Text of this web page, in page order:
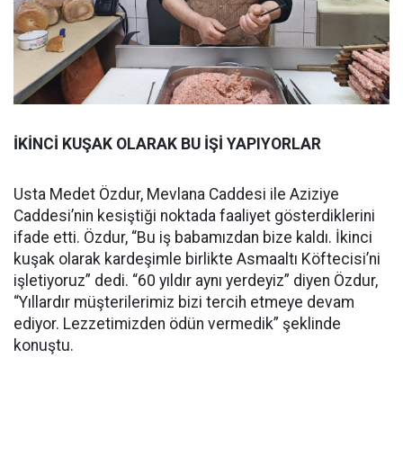
İKİNCİ KUŞAK OLARAK BU İŞİ YAPIYORLAR
Usta Medet Özdur, Mevlana Caddesi ile Aziziye
Caddesi’nin kesiştiği noktada faaliyet gösterdiklerini
ifade etti. Özdur, “Bu iş babamızdan bize kaldı. İkinci
kuşak olarak kardeşimle birlikte Asmaaltı Köftecisi’ni
işletiyoruz” dedi. “60 yıldır aynı yerdeyiz” diyen Özdur,
“Yıllardır müşterilerimiz bizi tercih etmeye devam
ediyor. Lezzetimizden ödün vermedik” şeklinde
konuştu.